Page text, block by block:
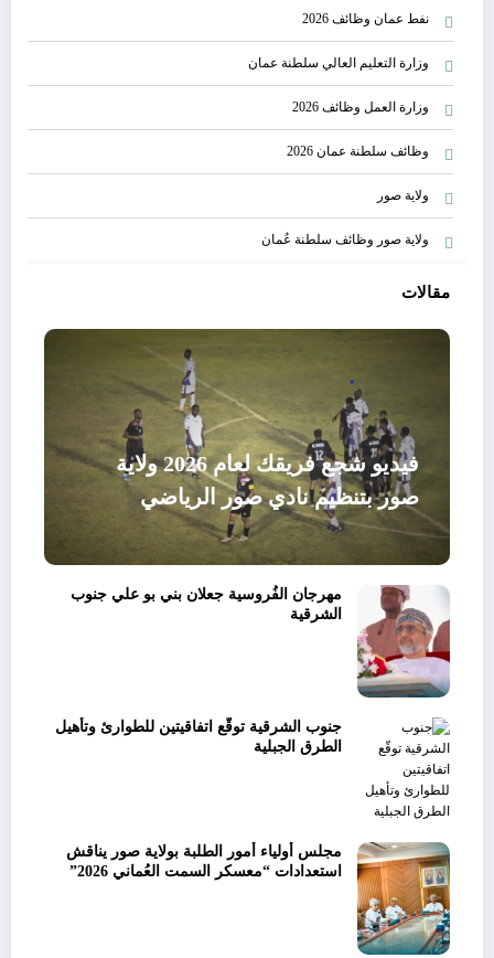
نفط عمان وظائف 2026
وزارة التعليم العالي سلطنة عمان
وزارة العمل وظائف 2026
وظائف سلطنة عمان 2026
ولاية صور
ولاية صور وظائف سلطنة عُمان
مقالات
فيديو شجع فريقك لعام 2026 ولاية
صور بتنظيم نادي صور الرياضي
مهرجان الفُروسية جعلان بني بو علي جنوب
الشرقية
جنوب الشرقية توقّع اتفاقيتين للطوارئ وتأهيل
الطرق الجبلية
مجلس أولياء أمور الطلبة بولاية صور يناقش
استعدادات “معسكر السمت العُماني 2026”